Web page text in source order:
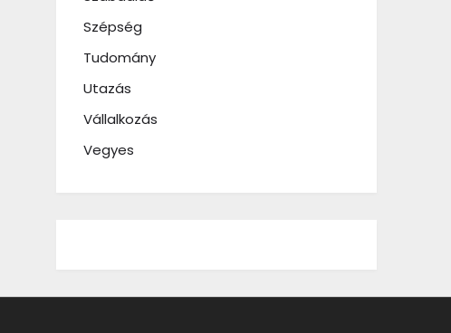
Szépség
Tudomány
Utazás
Vállalkozás
Vegyes